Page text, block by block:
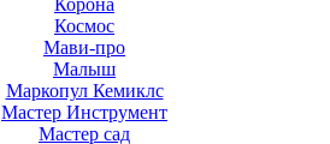
Корона
Космос
Мави-про
Малыш
Маркопул Кемиклс
Мастер Инструмент
Мастер сад